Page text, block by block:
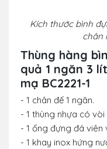
Kích thước bình
chân
Thùng hàng
quả 1 ngăn 3
mạ BC2221-1
- 1 chân đế 1 ngăn.
- 1 thùng nhựa có
- 1 ống đựng đá
- 1 khay inox hứng